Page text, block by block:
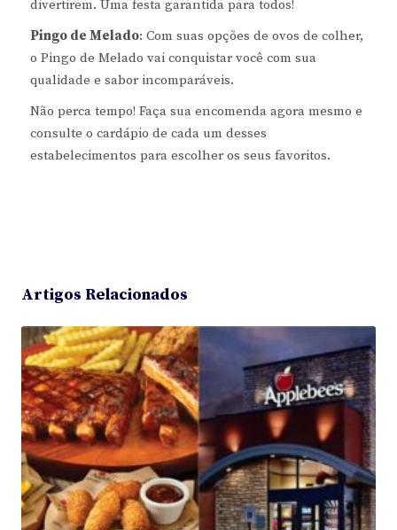
divertirem. Uma festa garantida para todos!
Pingo de Melado: Com suas opções de ovos de colher,
o Pingo de Melado vai conquistar você com sua
qualidade e sabor incomparáveis.
Não perca tempo! Faça sua encomenda agora mesmo e
consulte o cardápio de cada um desses
estabelecimentos para escolher os seus favoritos.
Artigos Relacionados